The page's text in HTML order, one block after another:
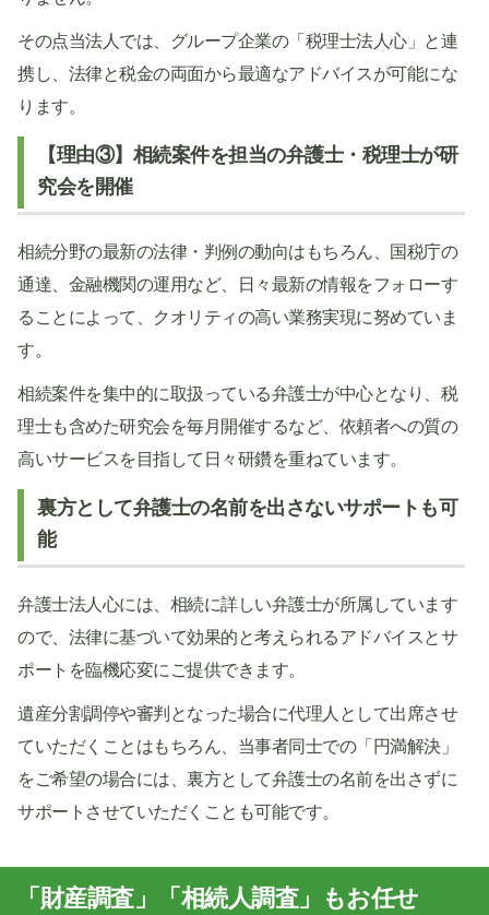
その点当法人では、グループ企業の「税理士法人心」と連
携し、法律と税金の両面から最適なアドバイスが可能にな
ります。
【理由③】相続案件を担当の弁護士・税理士が研
究会を開催
相続分野の最新の法律・判例の動向はもちろん、国税庁の
通達、金融機関の運用など、日々最新の情報をフォローす
ることによって、クオリティの高い業務実現に努めていま
す。
相続案件を集中的に取扱っている弁護士が中心となり、税
理士も含めた研究会を毎月開催するなど、依頼者への質の
高いサービスを目指して日々研鑽を重ねています。
裏方として弁護士の名前を出さないサポートも可
能
弁護士法人心には、相続に詳しい弁護士が所属しています
ので、法律に基づいて効果的と考えられるアドバイスとサ
ポートを臨機応変にご提供できます。
遺産分割調停や審判となった場合に代理人として出席させ
ていただくことはもちろん、当事者同士での「円満解決」
をご希望の場合には、裏方として弁護士の名前を出さずに
サポートさせていただくことも可能です。
「財産調査」「相続人調査」もお任せ